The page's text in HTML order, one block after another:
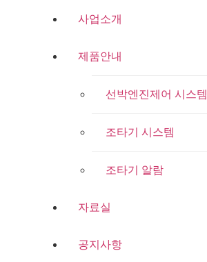
사업소개
제품안내
선박엔진제어 시스템
조타기 시스템
조타기 알람
자료실
공지사항